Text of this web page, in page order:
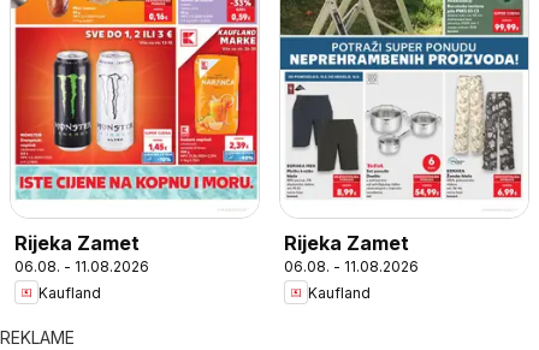
Rijeka Zamet
06.08. - 11.08.2026
Kaufland
Rijeka Zamet
06.08. - 11.08.2026
Kaufland
REKLAME